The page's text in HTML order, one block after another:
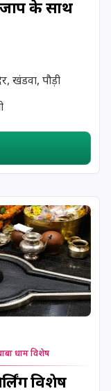
पुत्रदा एकादशी
पुत्रदा एकादशी
श्रावण सोमवार व्रत
मंगला गौरी व्रत
प्रदोष व्रत
ऋग्वेद उपाकर्म
जाप के साथ
खंडवा, पौड़ी
धाम विशेष
विशेष